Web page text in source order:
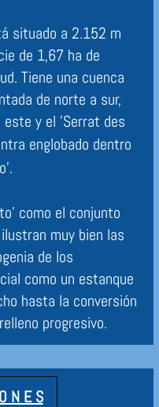
situado a 2.152 m
de 1,67 ha de
Tiene una cuenca
de norte a sur,
y el 'Serrat des
englobado dentro
como el conjunto
muy bien las
de los
como un estanque
hasta la conversión
progresivo.
de que el rosario de
por arroyos
sino por el agua
N E S